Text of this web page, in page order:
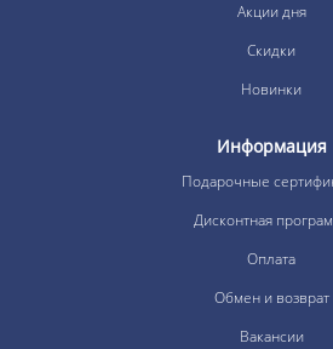
Акции дня
Скидки
Новинки
Информация
Подарочные
Дисконтная
Оплата
Обмен и возврат
Вакансии